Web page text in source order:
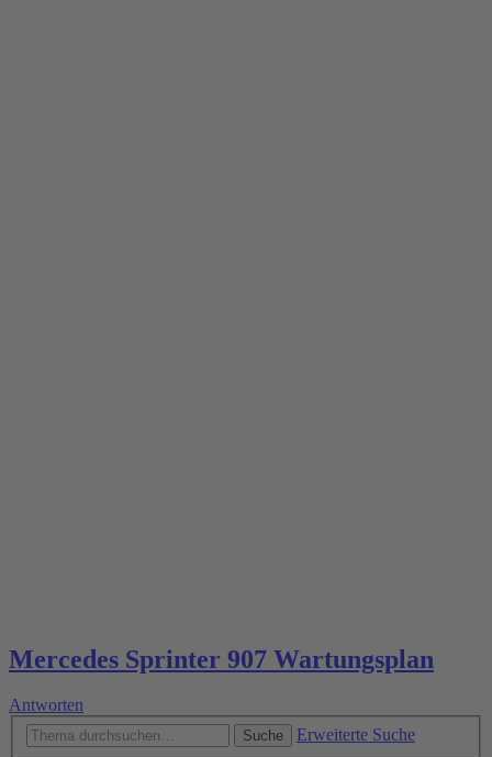
Mercedes Sprinter 907 Wartungsplan
Antworten
Suche
Erweiterte Suche